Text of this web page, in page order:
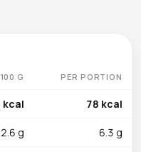
till en av de rikaste
Vitamin B12 (0,89
G PER PORTION
kcal 78 kcal
g 6.3 g